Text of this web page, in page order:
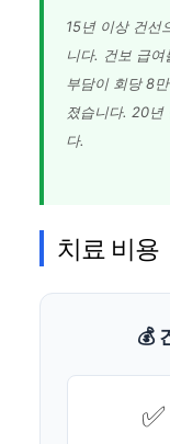
15년 이상 건선
니다. 건보 급
부담이 회당 8
졌습니다. 20년
다.
치료 비용
💰
✅